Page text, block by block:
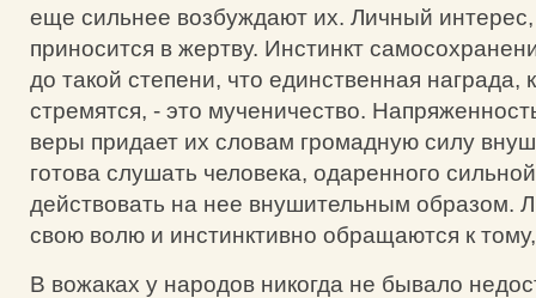
еще сильнее возбуждают их. Личный
приносится в жертву. Инстинкт
до такой степени, что единственная награда,
стремятся, - это мученичество.
веры придает их словам громадную силу
готова слушать человека, одаренного
действовать на нее внушительным образом.
свою волю и инстинктивно обращаются к
В вожаках у народов никогда не бывало